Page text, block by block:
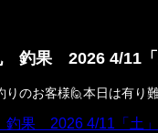
釣果 2026 4/11「
りのお客様🙋本日は有り
果 2026 4/11「土」